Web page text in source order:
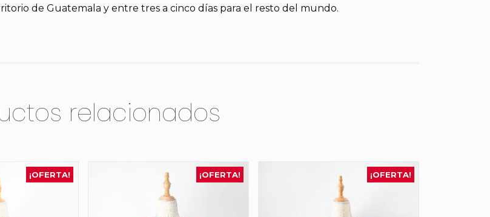
de Guatemala y entre tres a cinco días para el resto del mundo.
relacionados
¡OFERTA! ¡OFERTA! ¡OFERTA!